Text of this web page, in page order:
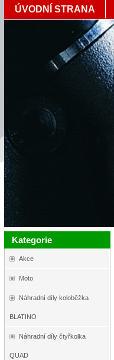
ÚVODNÍ STRANA
Kategorie
Akce
Moto
Náhradní díly koloběžka
BLATINO
Náhradní díly čtyřkolka
QUAD